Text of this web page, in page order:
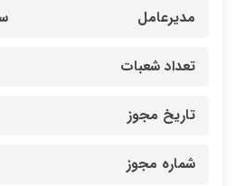
مدیرعامل
تعداد شعبات
تاریخ مجوز
شماره مجوز